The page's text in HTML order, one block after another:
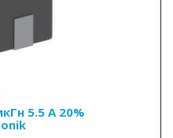
5.5 А 20%